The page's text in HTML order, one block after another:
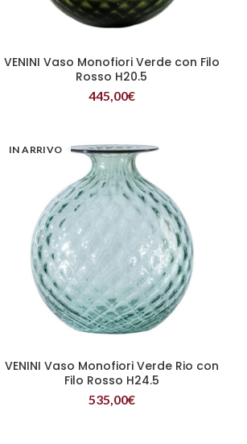
LEGGI TUTTO
VENINI Vaso Monofiori Verde con Filo
Rosso H20.5
445,00€
IN ARRIVO
LEGGI TUTTO
VENINI Vaso Monofiori Verde Rio con
Filo Rosso H24.5
535,00€